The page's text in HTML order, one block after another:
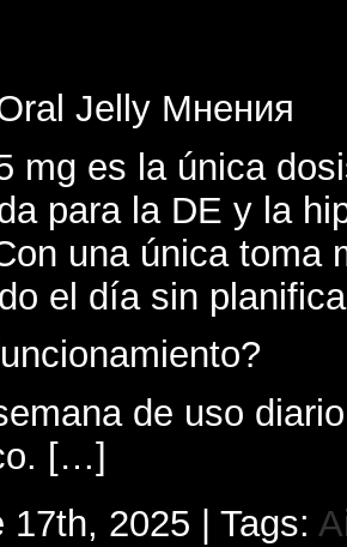
Jelly Мнения
mg es la única
para la DE y la
una única toma
el día sin
de uso
[…]
17th, 2025 | Tags: